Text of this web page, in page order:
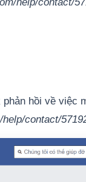
hồi về việc
contact/